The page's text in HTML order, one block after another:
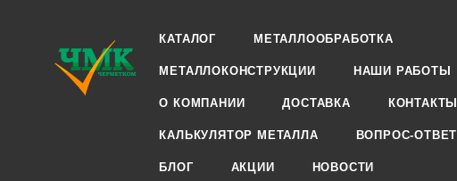
КАТАЛОГ МЕТАЛЛООБРАБОТКА
МЕТАЛЛОКОНСТРУКЦИИ НАШИ РАБОТЫ
О КОМПАНИИ ДОСТАВКА КОНТАКТЫ
КАЛЬКУЛЯТОР МЕТАЛЛА ВОПРОС-ОТВЕТ
БЛОГ АКЦИИ НОВОСТИ